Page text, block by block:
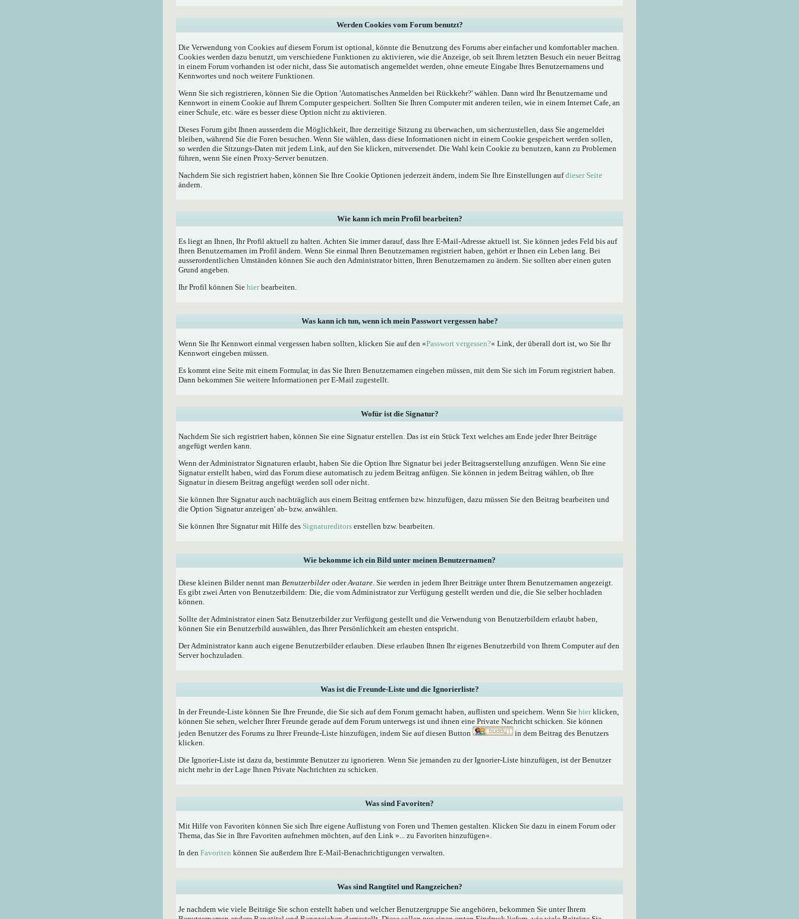
Werden Cookies vom Forum benutzt?
Die Verwendung von Cookies auf diesem Forum ist optional, könnte die Benutzung des Forums aber einfacher und komfortabler machen.
Cookies werden dazu benutzt, um verschiedene Funktionen zu aktivieren, wie die Anzeige, ob seit Ihrem letzten Besuch ein neuer Beitrag
in einem Forum vorhanden ist oder nicht, dass Sie automatisch angemeldet werden, ohne erneute Eingabe Ihres Benutzernamens und
Kennwortes und noch weitere Funktionen.
Wenn Sie sich registrieren, können Sie die Option 'Automatisches Anmelden bei Rückkehr?' wählen. Dann wird Ihr Benutzername und
Kennwort in einem Cookie auf Ihrem Computer gespeichert. Sollten Sie Ihren Computer mit anderen teilen, wie in einem Internet Cafe, an
einer Schule, etc. wäre es besser diese Option nicht zu aktivieren.
Dieses Forum gibt Ihnen ausserdem die Möglichkeit, Ihre derzeitige Sitzung zu überwachen, um sicherzustellen, dass Sie angemeldet
bleiben, während Sie die Foren besuchen. Wenn Sie wählen, dass diese Informationen nicht in einem Cookie gespeichert werden sollen,
so werden die Sitzungs-Daten mit jedem Link, auf den Sie klicken, mitversendet. Die Wahl kein Cookie zu benutzen, kann zu Problemen
führen, wenn Sie einen Proxy-Server benutzen.
Nachdem Sie sich registriert haben, können Sie Ihre Cookie Optionen jederzeit ändern, indem Sie Ihre Einstellungen aufdieser Seite
ändern.
Wie kann ich mein Profil bearbeiten?
Es liegt an Ihnen, Ihr Profil aktuell zu halten. Achten Sie immer darauf, dass Ihre E-Mail-Adresse aktuell ist. Sie können jedes Feld bis auf
Ihren Benutzernamen im Profil ändern. Wenn Sie einmal Ihren Benutzernamen registriert haben, gehört er Ihnen ein Leben lang. Bei
ausserordentlichen Umständen können Sie auch den Administrator bitten, Ihren Benutzernamen zu ändern. Sie sollten aber einen guten
Grund angeben.
Ihr Profil können Sie hierbearbeiten.
Was kann ich tun, wenn ich mein Passwort vergessen habe?
Wenn Sie Ihr Kennwort einmal vergessen haben sollten, klicken Sie auf den »Passwort vergessen?« Link, der überall dort ist, wo Sie Ihr
Kennwort eingeben müssen.
Es kommt eine Seite mit einem Formular, in das Sie Ihren Benutzernamen eingeben müssen, mit dem Sie sich im Forum registriert haben.
Dann bekommen Sie weitere Informationen per E-Mail zugestellt.
Wofür ist die Signatur?
Nachdem Sie sich registriert haben, können Sie eine Signatur erstellen. Das ist ein Stück Text welches am Ende jeder Ihrer Beiträge
angefügt werden kann.
Wenn der Administrator Signaturen erlaubt, haben Sie die Option Ihre Signatur bei jeder Beitragserstellung anzufügen. Wenn Sie eine
Signatur erstellt haben, wird das Forum diese automatisch zu jedem Beitrag anfügen. Sie können in jedem Beitrag wählen, ob Ihre
Signatur in diesem Beitrag angefügt werden soll oder nicht.
Sie können Ihre Signatur auch nachträglich aus einem Beitrag entfernen bzw. hinzufügen, dazu müssen Sie den Beitrag bearbeiten und
die Option 'Signatur anzeigen' ab- bzw. anwählen.
Sie können Ihre Signatur mit Hilfe des Signatureditors erstellen bzw. bearbeiten.
Wie bekomme ich ein Bild unter meinen Benutzernamen?
Diese kleinen Bilder nennt man Benutzerbilder oderAvatare. Sie werden in jedem Ihrer Beiträge unter Ihrem Benutzernamen angezeigt.
Es gibt zwei Arten von Benutzerbildern: Die, die vom Administrator zur Verfügung gestellt werden und die, die Sie selber hochladen
können.
Sollte der Administrator einen Satz Benutzerbilder zur Verfügung gestellt und die Verwendung von Benutzerbildern erlaubt haben,
können Sie ein Benutzerbild auswählen, das Ihrer Persönlichkeit am ehesten entspricht.
Der Administrator kann auch eigene Benutzerbilder erlauben. Diese erlauben Ihnen Ihr eigenes Benutzerbild von Ihrem Computer auf den
Server hochzuladen.
Was ist die Freunde-Liste und die Ignorierliste?
In der Freunde-Liste können Sie Ihre Freunde, die Sie sich auf dem Forum gemacht haben, auflisten und speichern. Wenn Sie hierklicken,
können Sie sehen, welcher Ihrer Freunde gerade auf dem Forum unterwegs ist und ihnen eine Private Nachricht schicken. Sie können
jeden Benutzer des Forums zu Ihrer Freunde-Liste hinzufügen, indem Sie auf diesen Button
in dem Beitrag des Benutzers
klicken.
Die Ignorier-Liste ist dazu da, bestimmte Benutzer zu ignorieren. Wenn Sie jemanden zu der Ignorier-Liste hinzufügen, ist der Benutzer
nicht mehr in der Lage Ihnen Private Nachrichten zu schicken.
Was sind Favoriten?
Mit Hilfe von Favoriten können Sie sich Ihre eigene Auflistung von Foren und Themen gestalten. Klicken Sie dazu in einem Forum oder
Thema, das Sie in Ihre Favoriten aufnehmen möchten, auf den Link »... zu Favoriten hinzufügen«.
In den Favoriten können Sie außerdem Ihre E-Mail-Benachrichtigungen verwalten.
Was sind Rangtitel und Rangzeichen?
Je nachdem wie viele Beiträge Sie schon erstellt haben und welcher Benutzergruppe Sie angehören, bekommen Sie unter Ihrem